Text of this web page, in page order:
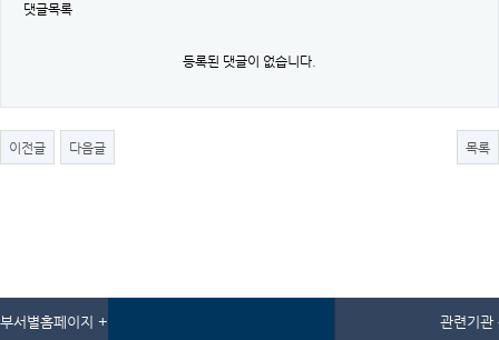
댓글목록
등록된 댓글이 없습니다.
이전글 다음글 목록
부서별홈페이지 + 관련기관